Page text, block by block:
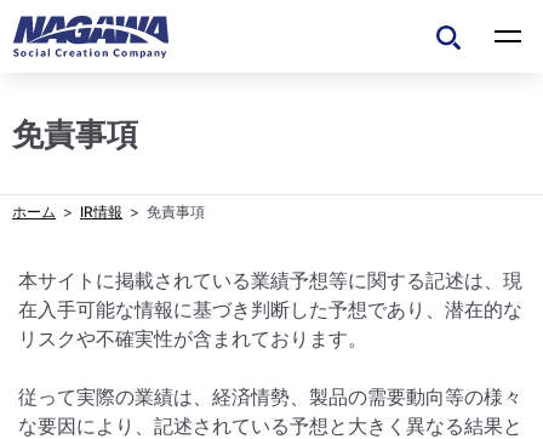
免責事項
IR情報 免責事項
本サイトに掲載されている業績予想等に関する記述は、現
在入手可能な情報に基づき判断した予想であり、潜在的な
リスクや不確実性が含まれております。
従って実際の業績は、経済情勢、製品の需要動向等の様々
な要因により、記述されている予想と大きく異なる結果と